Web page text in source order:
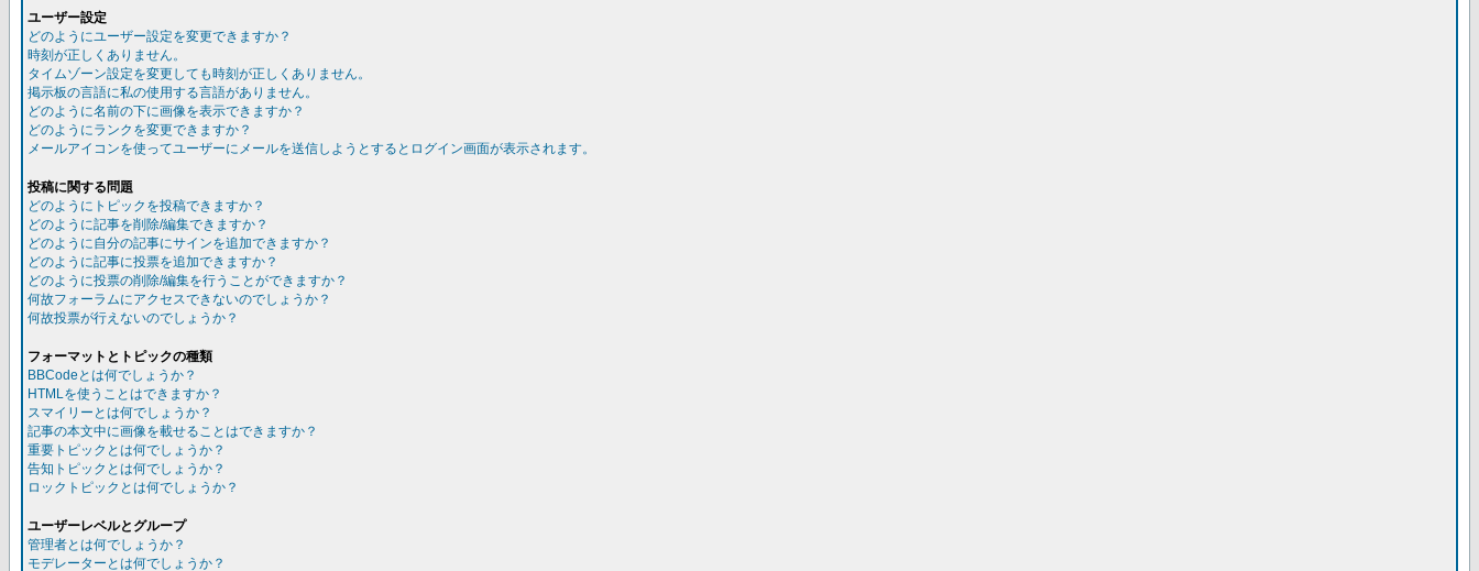
ユーザー設定
どのようにユーザー設定を変更できますか？
時刻が正しくありません。
タイムゾーン設定を変更しても時刻が正しくありません。
掲示板の言語に私の使用する言語がありません。
どのように名前の下に画像を表示できますか？
どのようにランクを変更できますか？
メールアイコンを使ってユーザーにメールを送信しようとするとログイン画面が表示されます。
投稿に関する問題
どのようにトピックを投稿できますか？
どのように記事を削除/編集できますか？
どのように自分の記事にサインを追加できますか？
どのように記事に投票を追加できますか？
どのように投票の削除/編集を行うことができますか？
何故フォーラムにアクセスできないのでしょうか？
何故投票が行えないのでしょうか？
フォーマットとトピックの種類
BBCodeとは何でしょうか？
HTMLを使うことはできますか？
スマイリーとは何でしょうか？
記事の本文中に画像を載せることはできますか？
重要トピックとは何でしょうか？
告知トピックとは何でしょうか？
ロックトピックとは何でしょうか？
ユーザーレベルとグループ
管理者とは何でしょうか？
モデレーターとは何でしょうか？